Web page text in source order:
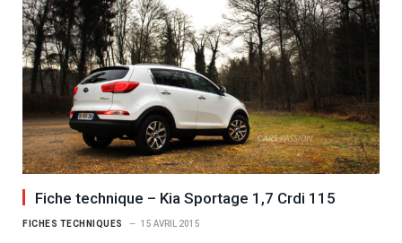
Fiche technique – Kia Sportage 1,7 Crdi 115
FICHES TECHNIQUES 15 AVRIL 2015